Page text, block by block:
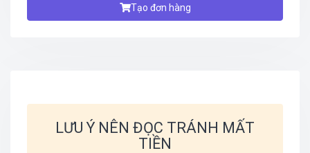
Tạo đơn hàng
LƯU Ý NÊN ĐỌC TRÁNH MẤT
TIỀN